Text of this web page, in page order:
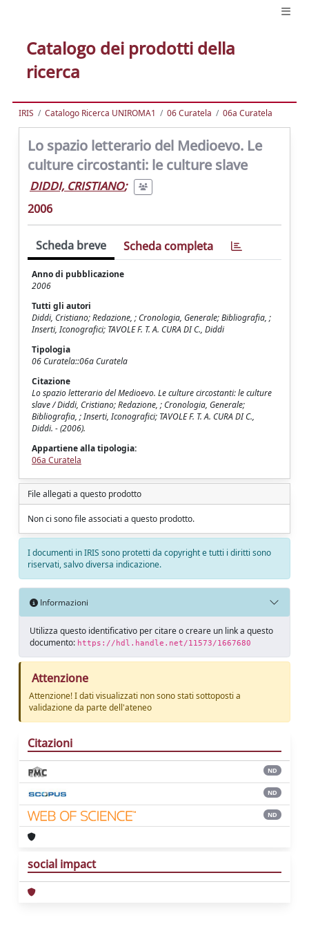
Catalogo dei prodotti della
ricerca
IRIS Catalogo Ricerca UNIROMA1 06 Curatela 06a Curatela
Lo spazio letterario del Medioevo. Le
culture circostanti: le culture slave
DIDDI, CRISTIANO;
2006
Scheda breve Scheda completa
Anno di pubblicazione
2006
Tutti gli autori
Diddi, Cristiano; Redazione, ; Cronologia, Generale; Bibliografia, ;
Inserti, Iconografici; TAVOLE F. T. A. CURA DI C., Diddi
Tipologia
06 Curatela::06a Curatela
Citazione
Lo spazio letterario del Medioevo. Le culture circostanti: le culture
slave / Diddi, Cristiano; Redazione, ; Cronologia, Generale;
Bibliografia, ; Inserti, Iconografici; TAVOLE F. T. A. CURA DI C.,
Diddi. - (2006).
Appartiene alla tipologia:
06a Curatela
File allegati a questo prodotto
Non ci sono file associati a questo prodotto.
I documenti in IRIS sono protetti da copyright e tutti i diritti sono
riservati, salvo diversa indicazione.
Informazioni
Utilizza questo identificativo per citare o creare un link a questo
documento: https://hdl.handle.net/11573/1667680
Attenzione
Attenzione! I dati visualizzati non sono stati sottoposti a
validazione da parte dell'ateneo
Citazioni
ND
ND
ND
social impact